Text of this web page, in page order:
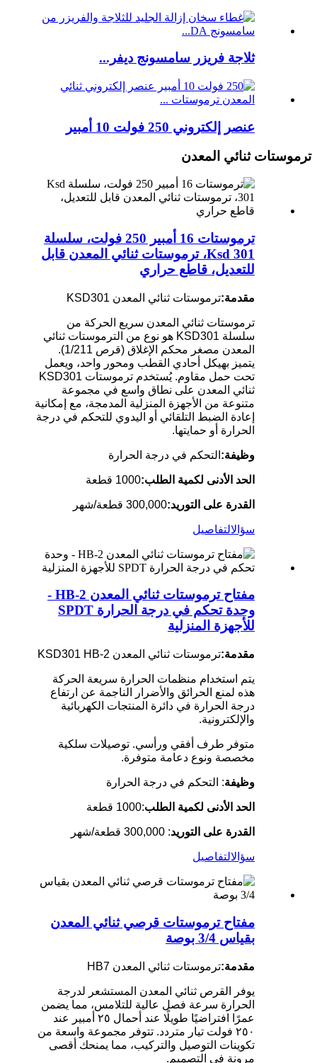
ثلاجة فريزر سامسونج ديفر...
عنصر إلكتروني 250 فولت 10 أمبير
ترموستات ثنائي المعدن
ترموستات 16 أمبير 250 فولت، سلسلة
Ksd 301، ترموستات ثنائي المعدن قابل
للتعديل، قاطع حراري
مقدمة:ترموستات ثنائي المعدن KSD301
ترموستات ثنائي المعدن سريع الحركة من
سلسلة KSD301 هو نوع من الترموستات ثنائي
المعدن مصغر محكم الإغلاق (قرص 1/211).
يتميز بهيكل أحادي القطب ومحور واحد، ويعمل
تحت حمل مقاوم. يُستخدم ترموستات KSD301
ثنائي المعدن على نطاق واسع في مجموعة
متنوعة من الأجهزة المنزلية المدمجة، مع إمكانية
إعادة الضبط التلقائي أو اليدوي للتحكم في درجة
الحرارة أو حمايتها.
وظيفة: التحكم في درجة الحرارة
الحد الأدنى لكمية الطلب:1000 قطعة
القدرة على التوريد:300,000 قطعة/شهر
سؤالالتفاصيل
مفتاح ترموستات ثنائي المعدن HB-2 -
وحدة تحكم في درجة الحرارة SPDT
للأجهزة المنزلية
مقدمة:ترموستات ثنائي المعدن KSD301 HB-2
يتم استخدام منظمات الحرارة سريعة الحركة
هذه لمنع الحرائق والأضرار الناجمة عن ارتفاع
درجة الحرارة في دائرة المنتجات الكهربائية
والإلكترونية.
متوفر طرف أفقي ورأسي. توصيلات سلكية
مخصصة ونوع دعامة متوفرة.
وظيفة: التحكم في درجة الحرارة
الحد الأدنى لكمية الطلب:1000 قطعة
القدرة على التوريد: 300,000 قطعة/شهر
سؤالالتفاصيل
مفتاح ترموستات قرصي ثنائي المعدن
بقياس 3/4 بوصة
مقدمة:ترموستات ثنائي المعدن HB7
يوفر القرص ثنائي المعدن المستشعر لدرجة
الحرارة سرعة فصل عالية للتلامس، مما يضمن
عمرًا افتراضيًا طويلًا عند أحمال ٢٥ أمبير عند
٢٥٠ فولت تيار متردد. تتوفر مجموعة واسعة من
تكوينات التوصيل والتركيب، مما يمنحك أقصى
مرونة في التصميم.